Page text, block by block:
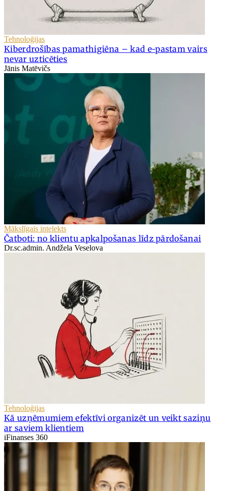
Tehnoloģijas
Kiberdrošības pamathigiēna – kad e-pastam vairs
nevar uzticēties
Jānis Matēvičs
Mākslīgais intelekts
Čatboti: no klientu apkalpošanas līdz pārdošanai
Dr.sc.admin. Andžela Veselova
Tehnoloģijas
Kā uzņēmumiem efektīvi organizēt un veikt saziņu
ar saviem klientiem
iFinanses 360